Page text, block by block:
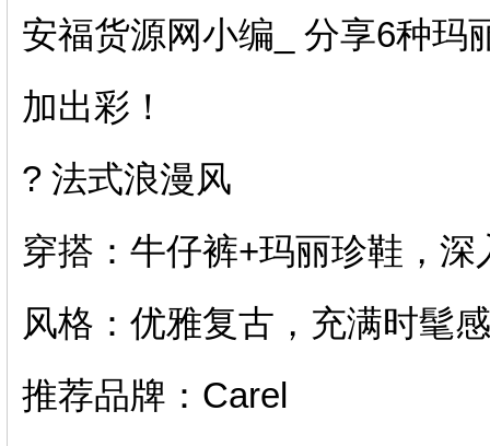
安福货源网小编_ 分享6种玛
加出彩！
? 法式浪漫风
穿搭：牛仔裤+玛丽珍鞋，
风格：优雅复古，充满时髦
推荐品牌：Carel